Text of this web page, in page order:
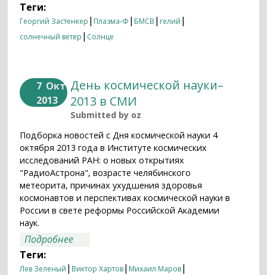
Теги:
Георгий Застенкер | Плазма-Ф | БМСВ | гелий |
солнечный ветер | Солнце
7 Окт
2013
День космической науки–
2013 в СМИ
Submitted by oz
Подборка новостей с Дня космической науки 4
октября 2013 года в Институте космических
исследований РАН: о новых открытиях
"РадиоАстрона", возрасте челябинского
метеорита, причинах ухудшения здоровья
космонавтов и перспективах космической науки в
России в свете реформы Российской Академии
наук.
Подробнее
Теги:
Лев Зеленый | Виктор Хартов| Михаил Маров|